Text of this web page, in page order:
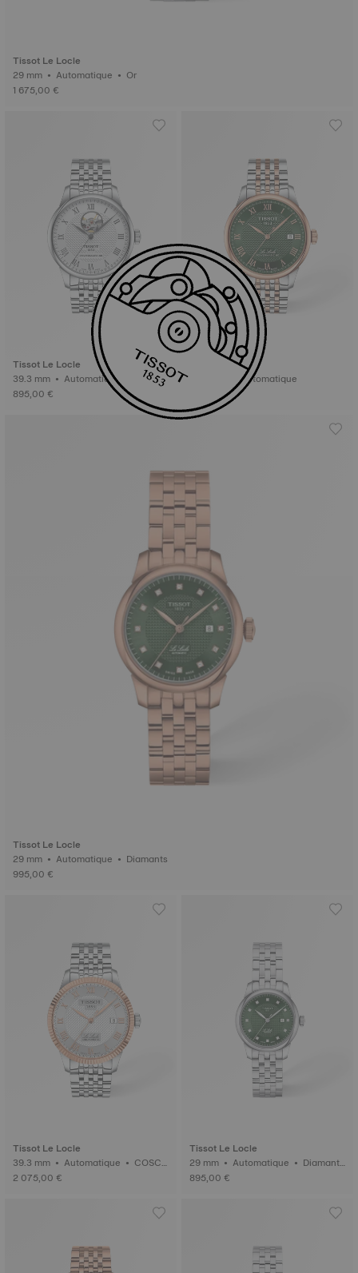
Tissot Le Locle
29 mm • Automatique • Or
1 675,00 €
Tissot Le Locle
39.3 mm • Automatique
895,00 €
Tissot Le Locle
39.3 mm • Automatique
795,00 €
Tissot Le Locle
29 mm • Automatique • Diamants
995,00 €
Tissot Le Locle
39.3 mm • Automatique • COSC
• Or
2 075,00 €
Tissot Le Locle
29 mm • Automatique • Diamant
s
895,00 €